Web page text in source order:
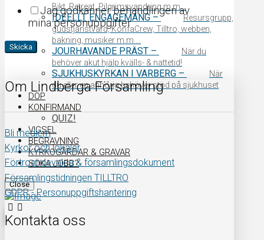
Bikt, Retreat, Pilgrimsvandring m.m…
IDEELLT ENGAGEMANG–
Resursgrupp,
gudstjänstvärd, KonfaCrew, Tilltro, webben,
bakning, musiker m.m….
JOURHAVANDE PRÄST –
När du
behöver akut hjälp kvälls- & nattetid!
SJUKHUSKYRKAN I VARBERG –
När
du eller en anhörig behöver stöd på sjukhuset
DOP
KONFIRMAND
QUIZ!
VIGSEL
BEGRAVNING
KYRKOGÅRDAR & GRAVAR
SÖKA JOBB?
Close
Jag godkänner behandlingen av
mina personuppgifter
Skicka
Om Lindberga Församling
Bli medlem
Kyrkor och lokaler
Förtroendevalda & församlingsdokument
Församlingstidningen TILLTRO
GDPR - Personuppgiftshantering
Kontakta oss